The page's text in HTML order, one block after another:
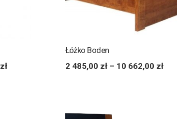
zł
Łóżko Boden
2 485,00 zł– 10 662,00 zł